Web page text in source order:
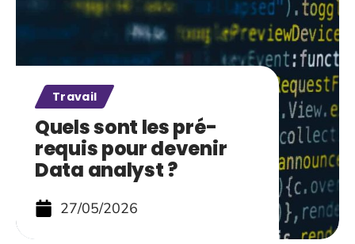
Travail
Quels sont les pré-
requis pour devenir
Data analyst ?
27/05/2026